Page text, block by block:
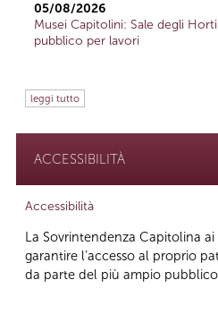
05/08/2026
Musei Capitolini: Sale degli
pubblico per lavori
leggi tutto
ACCESSIBILITÀ
Accessibilità
La Sovrintendenza Capitolina
garantire l’accesso al proprio
da parte del più ampio